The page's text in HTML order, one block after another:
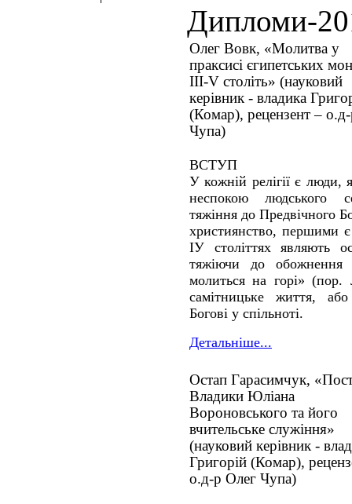
Дипломи-
Олег Вовк, «Молитва у
праксисі єгипетських
ІІІ-V століть» (науковий
керівник - владика
(Комар), рецензент –
Чупа)
ВСТУП
У кожній релігії є люди,
неспокою людського
тяжіння до Предвічного
християнство, першими
ІУ століттях являють
тяжіючи до
молиться на горі»
самітницьке життя,
Богові у спільноті.
Детальніше...
Остап Гарасимчук,
Владики Юліана
Вороновського та його
вчительське служіння»
(науковий керівник -
Григорій (Комар),
о.д-р Олег Чупа)